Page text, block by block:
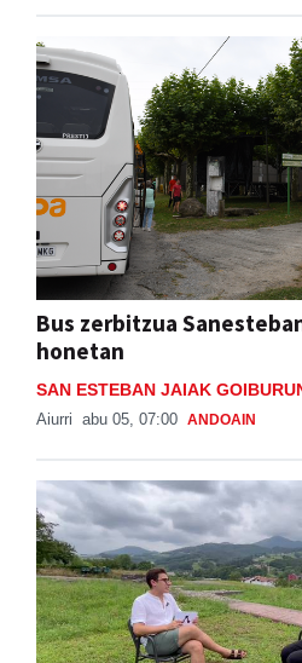
Bus zerbitzua
honetan
SAN ESTEBAN JAIAK
Aiurri abu 05, 07:00 ANDOAIN